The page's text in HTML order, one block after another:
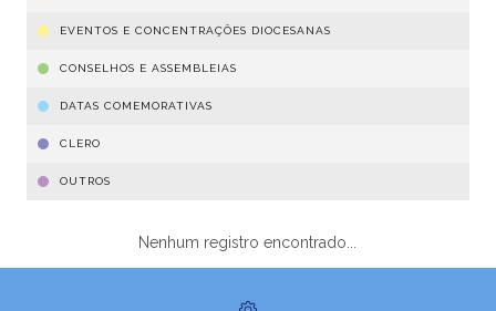
EVENTOS E CONCENTRAÇÕES DIOCESANAS
CONSELHOS E ASSEMBLEIAS
DATAS COMEMORATIVAS
CLERO
OUTROS
Nenhum registro encontrado...